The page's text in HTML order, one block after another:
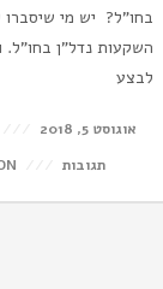
בחו"ל? יש מי
השקעות נדל"ן בחו"ל.
לבצע
אוגוסט 5, 2018
תגובות